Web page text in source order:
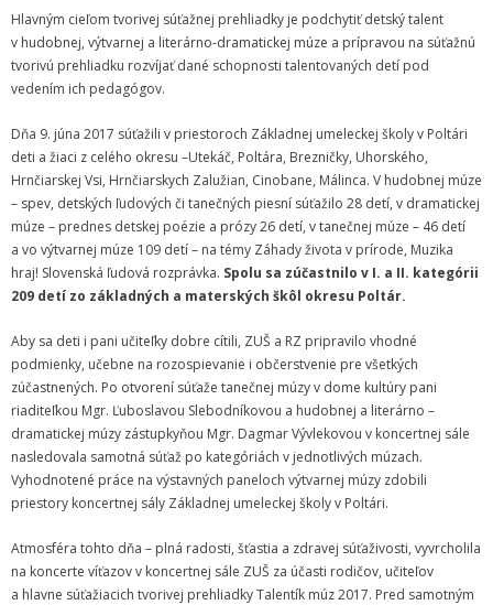
Zamestnanci
- Vedenie školy
- Pedagogickí zamestnanci
- Nepedagogickí zamestnanci
- Etický kódex pedagogických zamestnancov a odborných
zamestnancov
Vyučované odbory
- Hudobný odbor
- Výtvarný odbor
- Tanečný odbor
- Literárno – dramatický odbor
Informácie
Hlavným cieľom tvorivej súťažnej prehliadky je podchytiť detský talent
v hudobnej, výtvarnej a literárno-dramatickej múze a prípravou na súťažnú
tvorivú prehliadku rozvíjať dané schopnosti talentovaných detí pod
vedením ich pedagógov.
Dňa 9. júna 2017 súťažili v priestoroch Základnej umeleckej školy v Poltári
deti a žiaci z celého okresu –Utekáč, Poltára, Brezničky, Uhorského,
Hrnčiarskej Vsi, Hrnčiarskych Zalužian, Cinobane, Málinca. V hudobnej múze
– spev, detských ľudových či tanečných piesní súťažilo 28 detí, v dramatickej
múze – prednes detskej poézie a prózy 26 detí, v tanečnej múze – 46 detí
a vo výtvarnej múze 109 detí – na témy Záhady života v prírode, Muzika
hraj! Slovenská ľudová rozprávka. Spolu sa zúčastnilo v I. a II. kategórii
209 detí zo základných a materských škôl okresu Poltár.
Aby sa deti i pani učiteľky dobre cítili, ZUŠ a RZ pripravilo vhodné
podmienky, učebne na rozospievanie i občerstvenie pre všetkých
zúčastnených. Po otvorení súťaže tanečnej múzy v dome kultúry pani
riaditeľkou Mgr. Ľuboslavou Slebodníkovou a hudobnej a literárno –
dramatickej múzy zástupkyňou Mgr. Dagmar Vývlekovou v koncertnej sále
nasledovala samotná súťaž po kategóriách v jednotlivých múzach.
Vyhodnotené práce na výstavných paneloch výtvarnej múzy zdobili
priestory koncertnej sály Základnej umeleckej školy v Poltári.
Atmosféra tohto dňa – plná radosti, šťastia a zdravej súťaživosti, vyvrcholila
na koncerte víťazov v koncertnej sále ZUŠ za účasti rodičov, učiteľov
a hlavne súťažiacich tvorivej prehliadky Talentík múz 2017. Pred samotným